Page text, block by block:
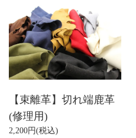
【束離革】切れ端鹿革
(修理用)
2,200円(税込)